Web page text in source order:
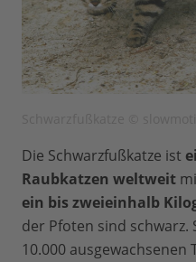
Die Schwarzfußkatze ist
Raubkatzen weltweit
ein bis zweieinhalb
der Pfoten sind schwarz.
10.000 ausgewachsenen